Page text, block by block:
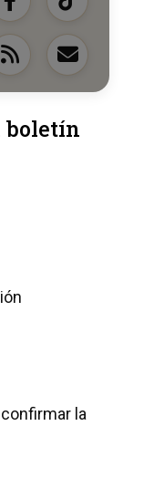
boletín
la